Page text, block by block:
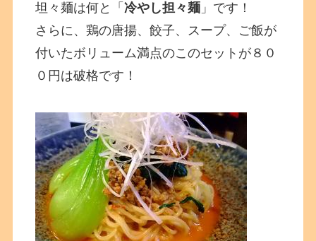
坦々麺は何と「冷やし担々麺 」です！
さらに、鶏の唐揚、餃子、スープ、ご飯が
付いたボリューム満点のこのセットが８０
０円は破格です！